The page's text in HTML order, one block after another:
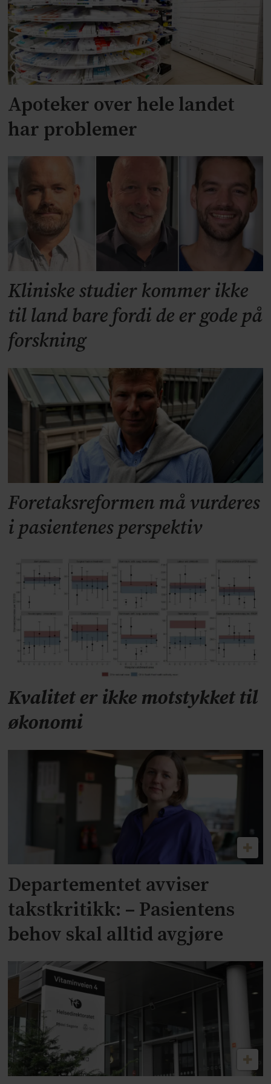
Apoteker over hele landet
har problemer
Kliniske studier kommer ikke
til land bare fordi de er gode på
forskning
Foretaksreformen må vurderes
i pasientenes perspektiv
Kvalitet er ikke motstykket til
økonomi
Departementet avviser
takstkritikk: – Pasientens
behov skal alltid avgjøre